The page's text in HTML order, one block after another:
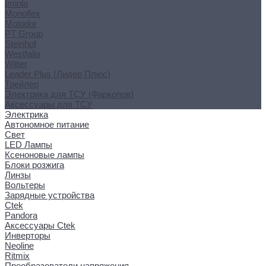
Imiola
Monoflex
Motodor
PT Group
Steinhof
Westfalia
Witter
Leader Plus (Лидер Плюс)
Трейлер
Электрика для ТСУ (Фаркопов)
Аксессуары для ТСУ
Электрика
Автономное питание
Свет
LED Лампы
Ксеноновые лампы
Блоки розжига
Линзы
Вольтеры
Зарядные устройства
Ctek
Pandora
Аксессуары Ctek
Инверторы
Neoline
Ritmix